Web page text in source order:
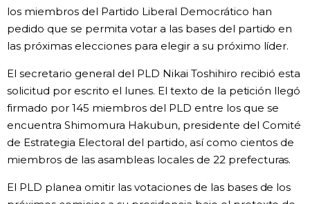
Guía de Japón
Vídeos e imágenes
En profundidad
Más
Noticias official SNS
los miembros del Partido Liberal Democrático han
pedido que se permita votar a las bases del partido en
las próximas elecciones para elegir a su próximo líder.
El secretario general del PLD Nikai Toshihiro recibió esta
solicitud por escrito el lunes. El texto de la petición llegó
firmado por 145 miembros del PLD entre los que se
encuentra Shimomura Hakubun, presidente del Comité
de Estrategia Electoral del partido, así como cientos de
miembros de las asambleas locales de 22 prefecturas.
El PLD planea omitir las votaciones de las bases de los